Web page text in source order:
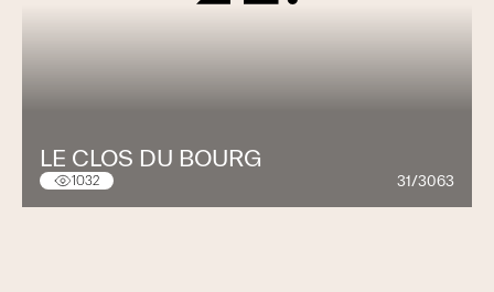
LE CLOS DU BOURG
1032 31/3063